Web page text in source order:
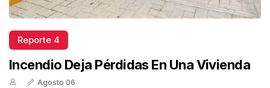
Reporte 4
Incendio Deja Pérdidas En Una Vivienda
Agosto 06